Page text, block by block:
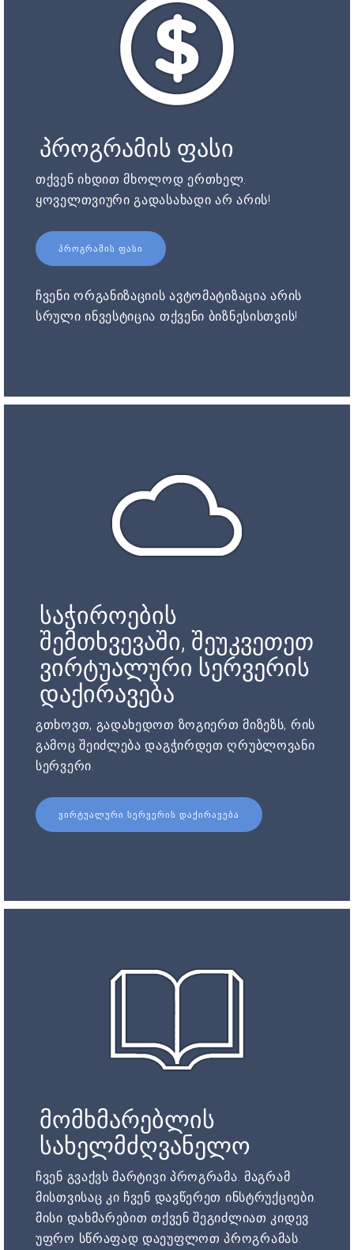
პროგრამის ფასი
თქვენ იხდით მხოლოდ ერთხელ.
ყოველთვიური გადასახადი არ არის!
ᲞᲠᲝᲒᲠᲐᲛᲘᲡ ᲤᲐᲡᲘ
ჩვენი ორგანიზაციის ავტომატიზაცია არის
სრული ინვესტიცია თქვენი ბიზნესისთვის!
საჭიროების
შემთხვევაში, შეუკვეთეთ
ვირტუალური სერვერის
დაქირავება
გთხოვთ, გადახედოთ ზოგიერთ მიზეზს, რის
გამოც შეიძლება დაგჭირდეთ ღრუბლოვანი
სერვერი.
ᲕᲘᲠᲢᲣᲐᲚᲣᲠᲘ ᲡᲔᲠᲕᲔᲠᲘᲡ ᲓᲐᲥᲘᲠᲐᲕᲔᲑᲐ
მომხმარებლის
სახელმძღვანელო
ჩვენ გვაქვს მარტივი პროგრამა. მაგრამ
მისთვისაც კი ჩვენ დავწერეთ ინსტრუქციები.
მისი დახმარებით თქვენ შეგიძლიათ კიდევ
უფრო სწრაფად დაეუფლოთ პროგრამას.